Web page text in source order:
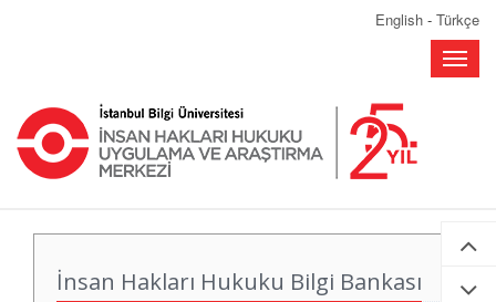
English - Türkçe
Toggle
İnsan Hakları Hukuku Bilgi Bankası